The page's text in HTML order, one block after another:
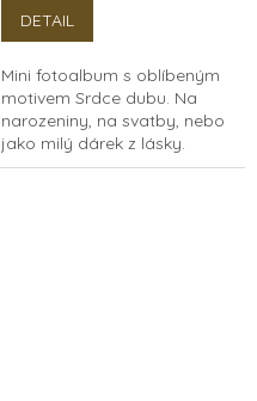
5,0
5
hvězdiček.
DETAIL
Mini fotoalbum s oblíbeným
motivem Srdce dubu. Na
narozeniny, na svatby, nebo
jako milý dárek z lásky.
Formát A6 na šířku, 15 listů